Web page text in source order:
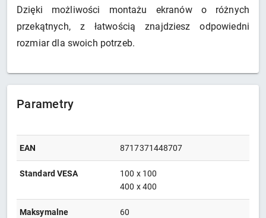
Dzięki możliwości montażu ekranów o różnych
przekątnych, z łatwością znajdziesz odpowiedni
rozmiar dla swoich potrzeb.
Parametry
EAN 8717371448707
Standard VESA
100 x 100
400 x 400
Maksymalne
60